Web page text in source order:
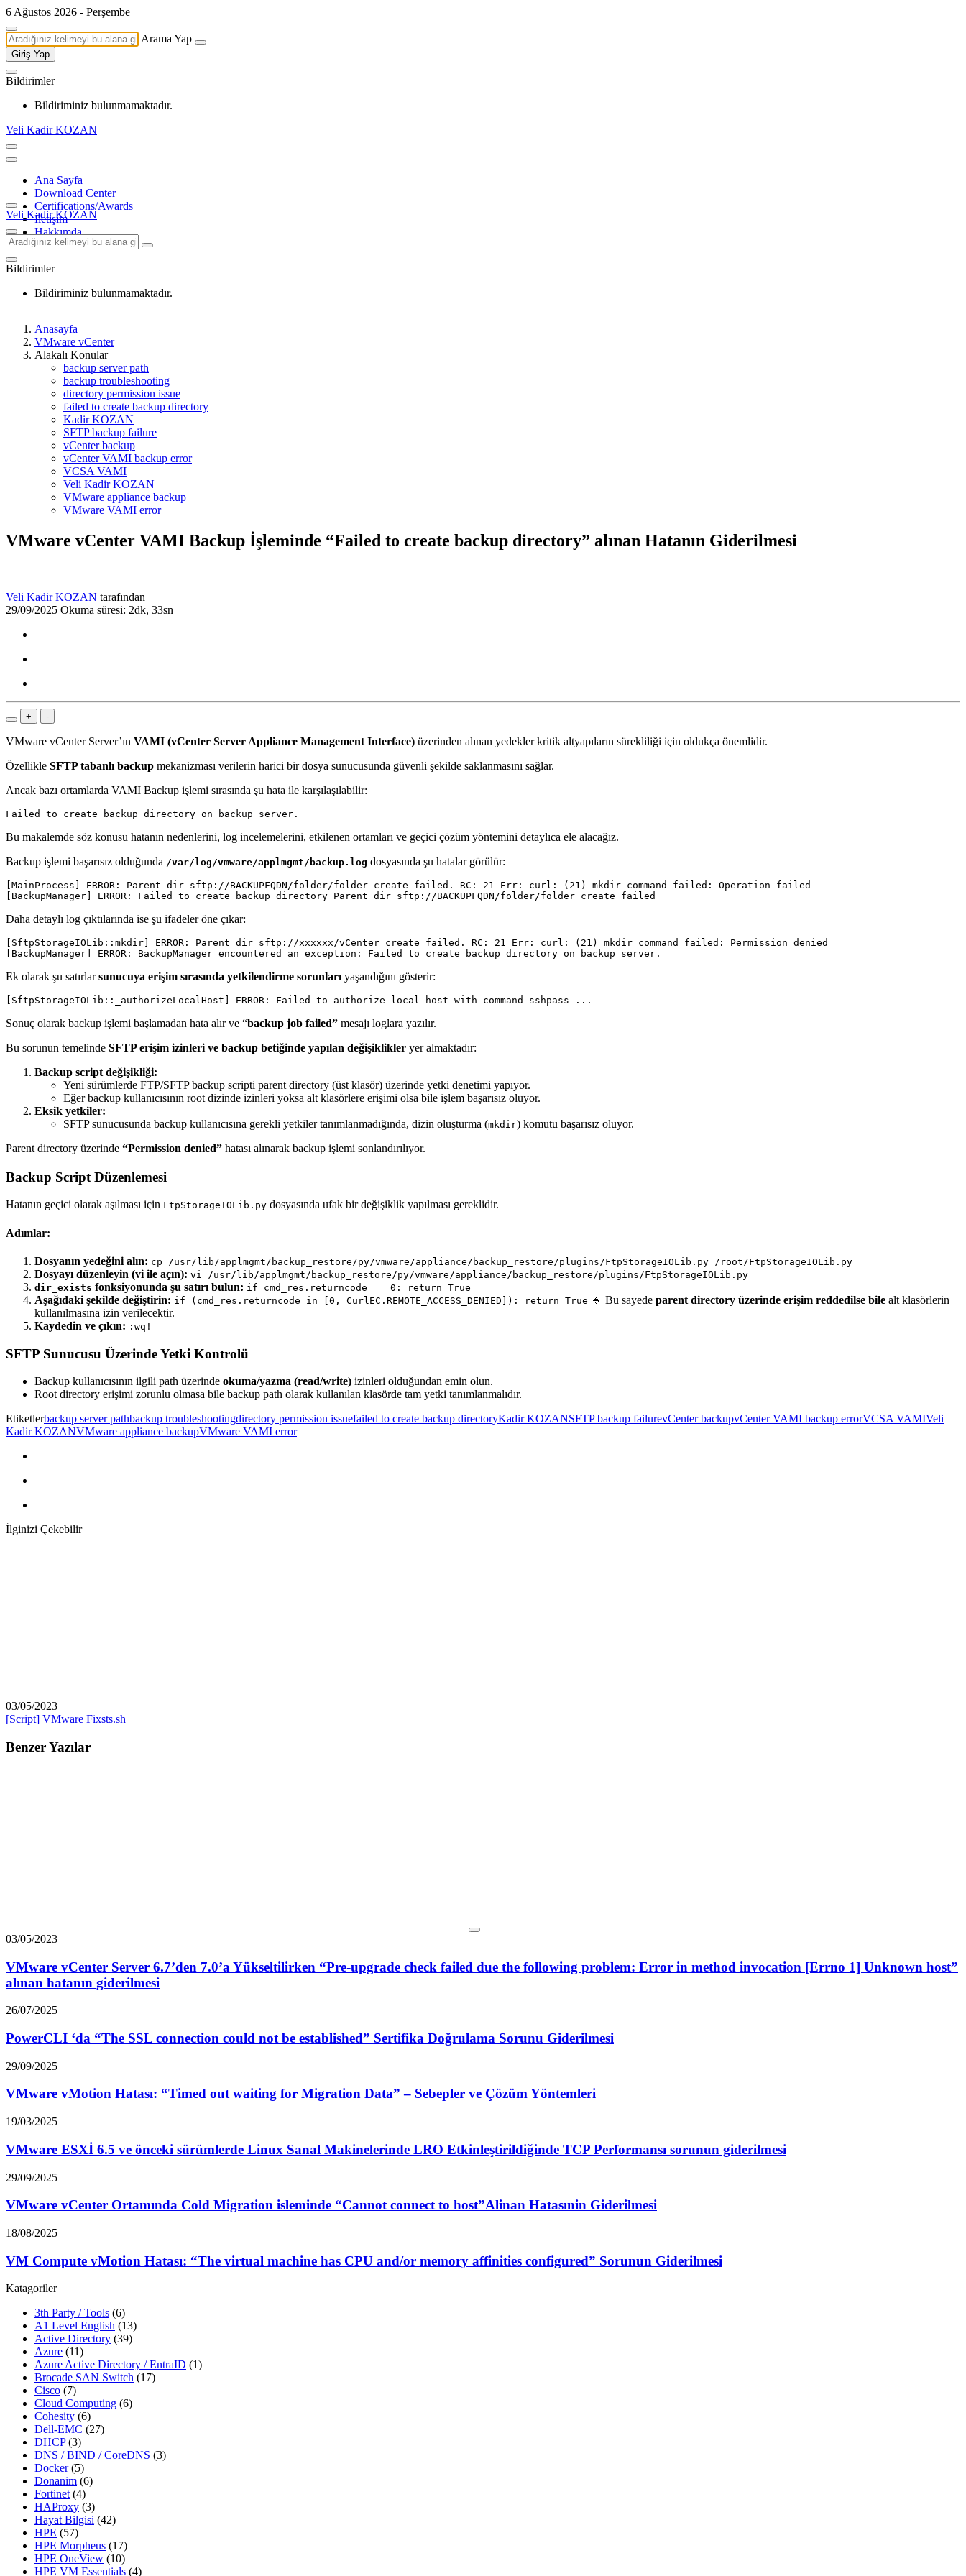
6 Ağustos 2026 - Perşembe
Arama Yap
Giriş Yap
Bildirimler
Bildiriminiz bulunmamaktadır.
Veli Kadir KOZAN
Ana Sayfa
Download Center
Certifications/Awards
İletişim
Hakkımda
Veli Kadir KOZAN
Bildirimler
Bildiriminiz bulunmamaktadır.
Anasayfa
VMware vCenter
Alakalı Konular
backup server path
backup troubleshooting
directory permission issue
failed to create backup directory
Kadir KOZAN
SFTP backup failure
vCenter backup
vCenter VAMI backup error
VCSA VAMI
Veli Kadir KOZAN
VMware appliance backup
VMware VAMI error
VMware vCenter VAMI Backup İşleminde “Failed to create backup directory” alınan Hatanın Giderilmesi
Veli Kadir KOZAN tarafından
29/09/2025 Okuma süresi: 2dk, 33sn
+ -
VMware vCenter Server’ın VAMI (vCenter Server Appliance Management Interface) üzerinden alınan yedekler kritik altyapıların sürekliliği için oldukça önemlidir.
Özellikle SFTP tabanlı backup mekanizması verilerin harici bir dosya sunucusunda güvenli şekilde saklanmasını sağlar.
Ancak bazı ortamlarda VAMI Backup işlemi sırasında şu hata ile karşılaşılabilir:
Bu makalemde söz konusu hatanın nedenlerini, log incelemelerini, etkilenen ortamları ve geçici çözüm yöntemini detaylıca ele alacağız.
Backup işlemi başarısız olduğunda /var/log/vmware/applmgmt/backup.log dosyasında şu hatalar görülür:
[MainProcess] ERROR: Parent dir sftp://BACKUPFQDN/folder/folder create failed. RC: 21 Err: curl: (21) mkdir command failed: Operation failed
Daha detaylı log çıktılarında ise şu ifadeler öne çıkar:
[SftpStorageIOLib::mkdir] ERROR: Parent dir sftp://xxxxxx/vCenter create failed. RC: 21 Err: curl: (21) mkdir command failed: Permission denied
Ek olarak şu satırlarsunucuya erişim sırasında yetkilendirme sorunları yaşandığını gösterir:
Sonuç olarak backup işlemi başlamadan hata alır ve “backup job failed” mesajı loglara yazılır.
Bu sorunun temelinde SFTP erişim izinleri ve backup betiğinde yapılan değişiklikler yer almaktadır:
Backup script değişikliği:
Yeni sürümlerde FTP/SFTP backup scripti parent directory (üst klasör) üzerinde yetki denetimi yapıyor.
Eğer backup kullanıcısının root dizinde izinleri yoksa alt klasörlere erişimi olsa bile işlem başarısız oluyor.
Eksik yetkiler:
SFTP sunucusunda backup kullanıcısına gerekli yetkiler tanımlanmadığında, dizin oluşturma (mkdir) komutu başarısız oluyor.
Parent directory üzerinde “Permission denied” hatası alınarak backup işlemi sonlandırılıyor.
Backup Script Düzenlemesi
Hatanın geçici olarak aşılması için FtpStorageIOLib.py dosyasında ufak bir değişiklik yapılması gereklidir.
Adımlar:
Dosyanın yedeğini alın: cp /usr/lib/applmgmt/backup_restore/py/vmware/appliance/backup_restore/plugins/FtpStorageIOLib.py /root/FtpStorageIOLib.py
Dosyayı düzenleyin (vi ile açın): vi /usr/lib/applmgmt/backup_restore/py/vmware/appliance/backup_restore/plugins/FtpStorageIOLib.py
dir_exists fonksiyonunda şu satırı bulun: if cmd_res.returncode == 0: return True
Aşağıdaki şekilde değiştirin: if (cmd_res.returncode in [0, CurlEC.REMOTE_ACCESS_DENIED]): return True 🔹 Bu sayede parent directory üzerinde erişim reddedilse bile alt klasörlerin
kullanılmasına izin verilecektir.
Kaydedin ve çıkın: :wq!
SFTP Sunucusu Üzerinde Yetki Kontrolü
Backup kullanıcısının ilgili path üzerinde okuma/yazma (read/write) izinleri olduğundan emin olun.
Root directory erişimi zorunlu olmasa bile backup path olarak kullanılan klasörde tam yetki tanımlanmalıdır.
Etiketlerbackup server pathbackup troubleshootingdirectory permission issuefailed to create backup directoryKadir KOZANSFTP backup failurevCenter backupvCenter VAMI backup errorVCSA VAMIVeli
Kadir KOZANVMware appliance backupVMware VAMI error
İlginizi Çekebilir
03/05/2023
[Script] VMware Fixsts.sh
Benzer Yazılar
03/05/2023
VMware vCenter Server 6.7’den 7.0’a Yükseltilirken “Pre-upgrade check failed due the following problem: Error in method invocation [Errno 1] Unknown host”
alınan hatanın giderilmesi
26/07/2025
PowerCLI ‘da “The SSL connection could not be established” Sertifika Doğrulama Sorunu Giderilmesi
29/09/2025
VMware vMotion Hatası: “Timed out waiting for Migration Data” – Sebepler ve Çözüm Yöntemleri
19/03/2025
VMware ESXİ 6.5 ve önceki sürümlerde Linux Sanal Makinelerinde LRO Etkinleştirildiğinde TCP Performansı sorunun giderilmesi
29/09/2025
VMware vCenter Ortamında Cold Migration isleminde “Cannot connect to host”Alinan Hatasınin Giderilmesi
18/08/2025
VM Compute vMotion Hatası: “The virtual machine has CPU and/or memory affinities configured” Sorunun Giderilmesi
Katagoriler
3th Party / Tools (6)
A1 Level English (13)
Active Directory (39)
Azure (11)
Azure Active Directory / EntraID (1)
Brocade SAN Switch (17)
Cisco (7)
Cloud Computing (6)
Cohesity (6)
Dell-EMC (27)
DHCP(3)
DNS / BIND / CoreDNS (3)
Docker(5)
Donanim (6)
Fortinet(4)
HAProxy (3)
Hayat Bilgisi (42)
HPE (57)
HPE Morpheus (17)
HPE OneView (10)
HPE VM Essentials (4)